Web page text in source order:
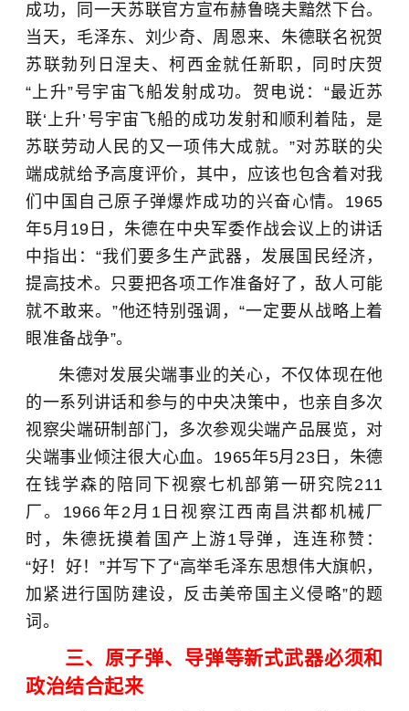
成功，同一天苏联官方宣布赫鲁晓夫黯然下台。
当天，毛泽东、刘少奇、周恩来、朱德联名祝贺
苏联勃列日涅夫、柯西金就任新职，同时庆贺
“上升”号宇宙飞船发射成功。贺电说：“最近苏
联‘上升’号宇宙飞船的成功发射和顺利着陆，是
苏联劳动人民的又一项伟大成就。”对苏联的尖
端成就给予高度评价，其中，应该也包含着对我
们中国自己原子弹爆炸成功的兴奋心情。1965
年5月19日，朱德在中央军委作战会议上的讲话
中指出：“我们要多生产武器，发展国民经济，
提高技术。只要把各项工作准备好了，敌人可能
就不敢来。”他还特别强调，“一定要从战略上着
眼准备战争”。
朱德对发展尖端事业的关心，不仅体现在他
的一系列讲话和参与的中央决策中，也亲自多次
视察尖端研制部门，多次参观尖端产品展览，对
尖端事业倾注很大心血。1965年5月23日，朱德
在钱学森的陪同下视察七机部第一研究院211
厂。1966年2月1日视察江西南昌洪都机械厂
时，朱德抚摸着国产上游1导弹，连连称赞：
“好！好！”并写下了“高举毛泽东思想伟大旗帜，
加紧进行国防建设，反击美帝国主义侵略”的题
词。
三、原子弹、导弹等新式武器必须和
政治结合起来